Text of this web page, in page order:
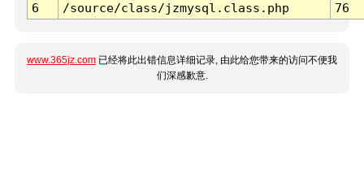
6
/source/class/jzmysql.class.php 76
www.365jz.com 已经将此出错信息详细记录, 由此给您带来的访问不便我
们深感歉意.